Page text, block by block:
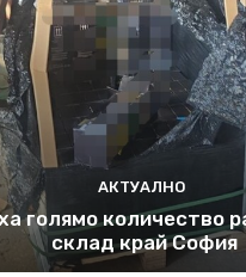
АКТУАЛНО
голямо количество
склад край София